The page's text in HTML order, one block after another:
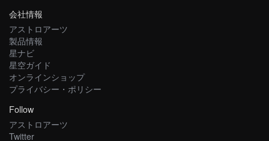
会社情報
アストロアーツ
製品情報
星ナビ
星空ガイド
オンラインショップ
プライバシー・ポリシー
Follow
アストロアーツ
Twitter